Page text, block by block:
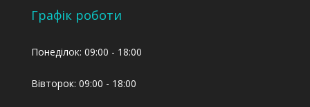
Графік роботи
Понеділок: 09:00 - 18:00
Вівторок: 09:00 - 18:00